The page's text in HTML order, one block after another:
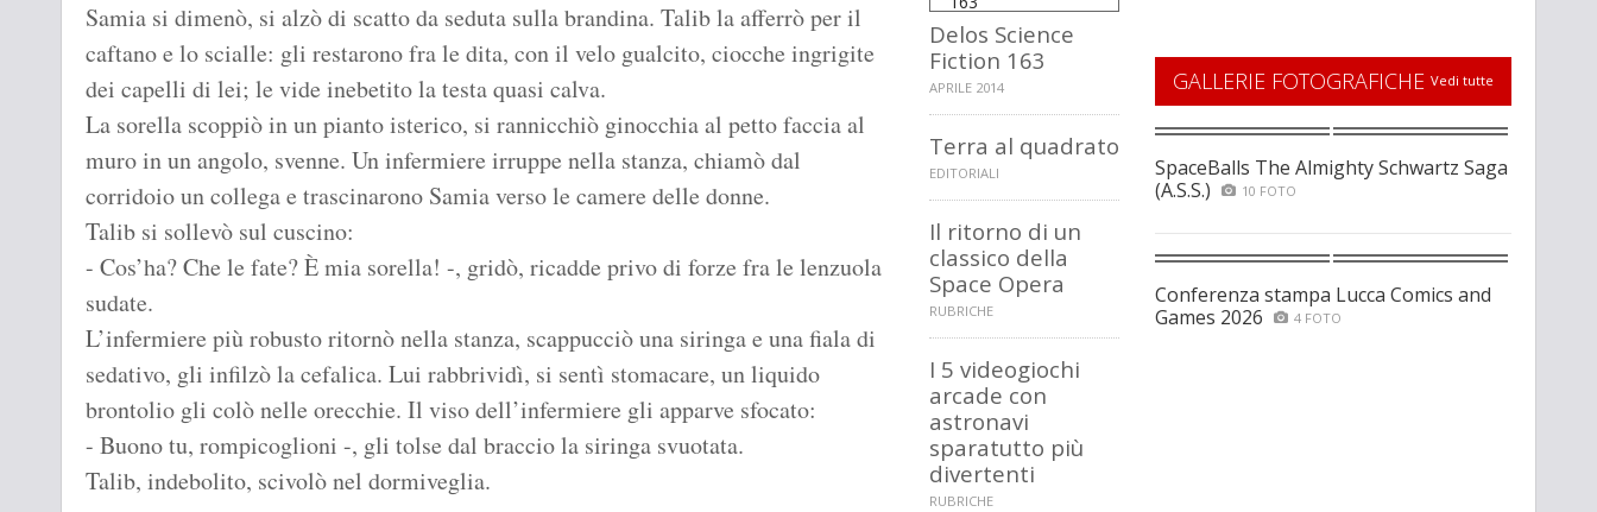
Samia si dimenò, si alzò di scatto da seduta sulla brandina. Talib la afferrò per il
caftano e lo scialle: gli restarono fra le dita, con il velo gualcito, ciocche ingrigite
dei capelli di lei; le vide inebetito la testa quasi calva.
La sorella scoppiò in un pianto isterico, si rannicchiò ginocchia al petto faccia al
muro in un angolo, svenne. Un infermiere irruppe nella stanza, chiamò dal
corridoio un collega e trascinarono Samia verso le camere delle donne.
Talib si sollevò sul cuscino:
- Cos’ha? Che le fate? È mia sorella! -, gridò, ricadde privo di forze fra le lenzuola
sudate.
L’infermiere più robusto ritornò nella stanza, scappucciò una siringa e una fiala di
sedativo, gli infilzò la cefalica. Lui rabbrividì, si sentì stomacare, un liquido
brontolio gli colò nelle orecchie. Il viso dell’infermiere gli apparve sfocato:
- Buono tu, rompicoglioni -, gli tolse dal braccio la siringa svuotata.
Talib, indebolito, scivolò nel dormiveglia.
Delos Science
Fiction 163
APRILE 2014
Terra al quadrato
EDITORIALI
Il ritorno di un
classico della
Space Opera
RUBRICHE
I 5 videogiochi
arcade con
astronavi
sparatutto più
divertenti
RUBRICHE
GALLERIE FOTOGRAFICHE Vedi tutte
SpaceBalls The Almighty Schwartz Saga
(A.S.S.)
10 FOTO
Conferenza stampa Lucca Comics and
Games 2026
4 FOTO